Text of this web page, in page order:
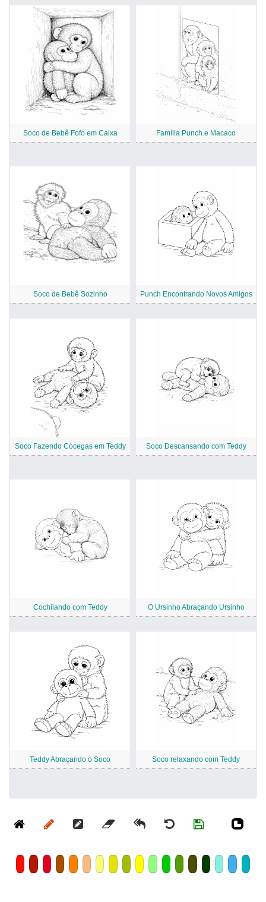
Soco de Bebê Fofo em Caixa Família Punch e Macaco
Soco de Bebê Sozinho Punch Encontrando Novos Amigos
Soco Fazendo Cócegas em Teddy Soco Descansando com Teddy
Cochilando com Teddy O Ursinho Abraçando Ursinho
Teddy Abraçando o Soco Soco relaxando com Teddy